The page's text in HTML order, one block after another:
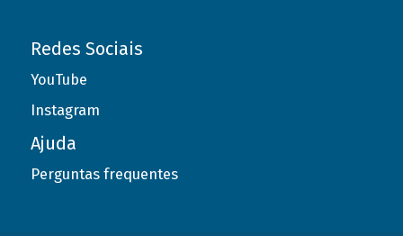
Redes Sociais
YouTube
Instagram
Ajuda
Perguntas frequentes